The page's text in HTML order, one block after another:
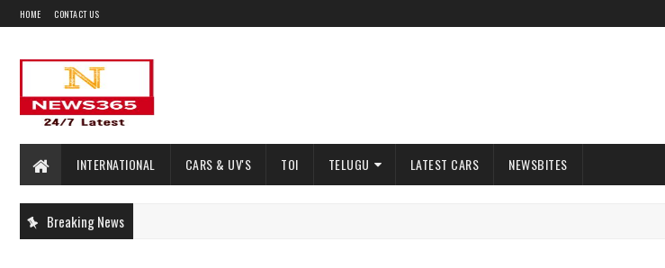
HOME CONTACT US
INTERNATIONAL CARS & UV'S TOI TELUGU LATEST CARS NEWSBITES
Breaking News